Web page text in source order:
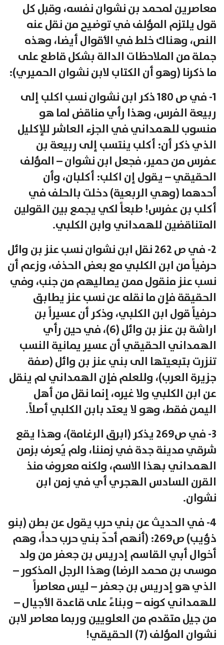
معاصرين لمحمد بن نشوان نفسه، وقبل كل
قول يلتزم المؤلف في توضيح من نقل عنه
النص، وهناك خلط في الأقوال أيضا، وهذه
جملة من الملاحظات الدالة بشكل قاطع على
ما ذكرنا (وهو أن الكتاب لابن نشوان الحميري):
1- في ص 180 ذكر ابن نشوان نسب اكلب إلى
ربيعة الفرس، وهذا رأي مناقض لما هو
منسوب للهمداني في الجزء العاشر للإكليل
الذي ذكر أن: أكلب ينتسب إلى ربيعة بن
عفرس من حمير، فجعل ابن نشوان – المؤلف
الحقيقي – يقول إن اكلب: أكلبان، وأن
أحدهما (وهي الربعية) دخلت بالحلف في
أكلب بن عفرس! طبعاً لكي يجمع بين القولين
المتناقضين للهمداني وابن الكلبي.
2- في ص 262 نقل ابن نشوان نسب عنز بن وائل
حرفياً من ابن الكلبي مع بعض الحذف، وزعم أن
نسب عنز منقول ممن يصاليهم من جنب، وفي
الحقيقة فإن ما نقله عن نسب عنز يطابق
حرفياً قول ابن الكلبي، وذكر أن عسيراً بن
اراشة بن عنز بن وائل (6)، في حين رأي
الهمداني الحقيقي أن عسير يمانية النسب
تنزرت بتبعيتها الى بني عنز بن وائل (صفة
جزيرة العرب)، وللعلم فإن الهمداني لم ينقل
عن ابن الكلبي ولا غيره، إنما نقل من أهل
اليمن فقط، وهو لا يعتد بابن الكلبي أصلاً.
3- في ص269 يذكر (ابرق الرغامة)، وهذا يقع
شرقي مدينة جدة في زمننا، ولم يُعرف بزمن
الهمداني بهذا الاسم، ولكنه معروف منذ
القرن السادس الهجري أي في زمن ابن
نشوان.
4- في الحديث عن بني حرب يقول عن بطن (بنو
ذؤيب) ص269: (أنهم أحدّ بني حرب حداً، وهم
أخوال أبي القاسم إدريس بن جعفر من ولد
موسى بن محمد الرضا) وهذا الرجل المذكور –
الذي هو إدريس بن جعفر – ليس معاصراً
للهمداني كونه – وبناءً على قاعدة الأجيال –
من جيل متقدم من العلويين وربما معاصر لابن
نشوان المؤلف (7) الحقيقي!